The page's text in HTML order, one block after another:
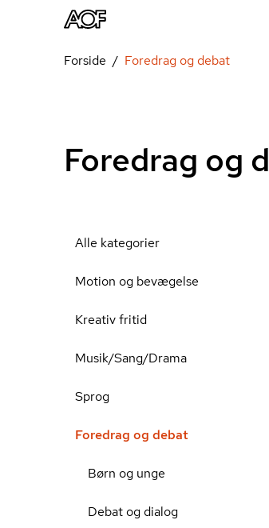
Forside Foredrag og debat
Foredrag og
Alle kategorier
Motion og bevægelse
Kreativ fritid
Musik/Sang/Drama
Sprog
Foredrag og debat
Børn og unge
Debat og dialog